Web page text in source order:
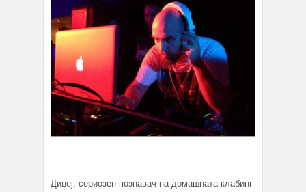
Диџеј, сериозен познавач на домашната клабинг-